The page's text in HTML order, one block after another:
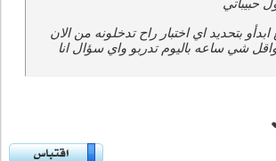
حبيباتي
بتحديد اي اختبار راح تدخلونه من الان
شي ساعه باليوم تدربو واي سؤال انا